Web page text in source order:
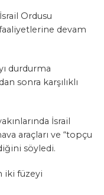
Ordusu
devam
durdurma
sonra karşılıklı
İsrail
araçları ve “topçu
söyledi.
iki füzeyi